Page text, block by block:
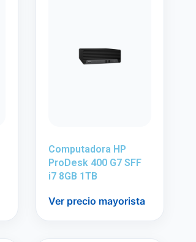
Computadora HP
ProDesk 400 G7 SFF
i7 8GB 1TB
Ver precio mayorista